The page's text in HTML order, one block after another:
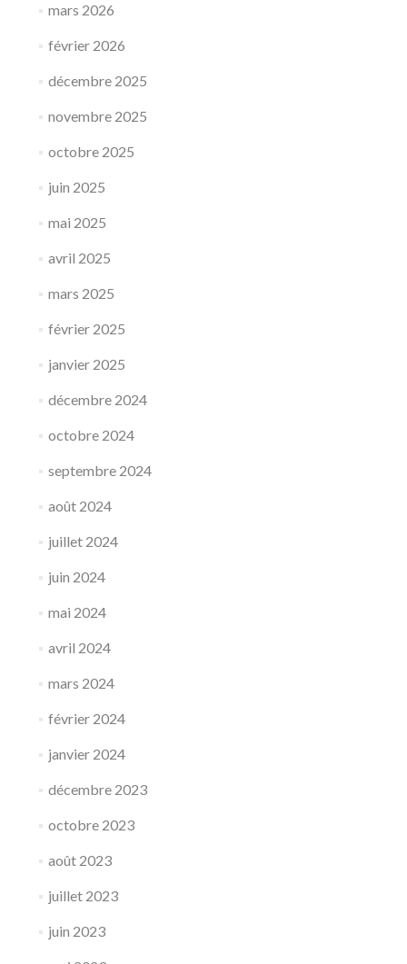
mars 2026
février 2026
décembre 2025
novembre 2025
octobre 2025
juin 2025
mai 2025
avril 2025
mars 2025
février 2025
janvier 2025
décembre 2024
octobre 2024
septembre 2024
août 2024
juillet 2024
juin 2024
mai 2024
avril 2024
mars 2024
février 2024
janvier 2024
décembre 2023
octobre 2023
août 2023
juillet 2023
juin 2023